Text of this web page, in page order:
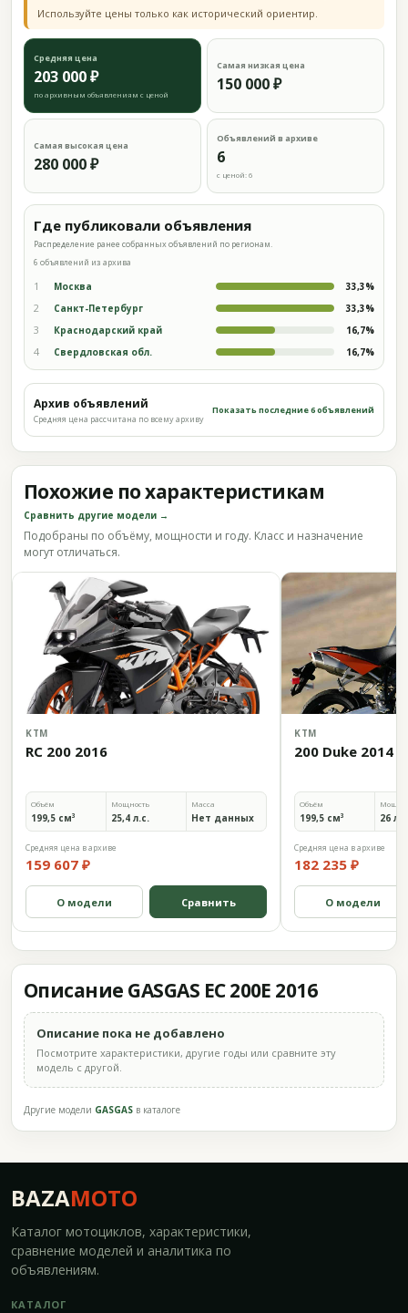
Используйте цены только как исторический ориентир.
Средняя цена
203 000 ₽
по архивным объявлениям с ценой
Самая низкая цена
150 000 ₽
Самая высокая цена
280 000 ₽
Объявлений в архиве
6
с ценой: 6
Где публиковали объявления
Распределение ранее собранных объявлений по регионам.
6 объявлений из архива
1 Москва 33,3%
2 Санкт-Петербург 33,3%
3 Краснодарский край 16,7%
4 Свердловская обл. 16,7%
Архив объявлений
Средняя цена рассчитана по всему архиву
Показать последние 6 объявлений
Похожие по характеристикам
Сравнить другие модели →
Подобраны по объёму, мощности и году. Класс и назначение
могут отличаться.
KTM
RC 200 2016
Объём
199,5 см³
Мощность
25,4 л.с.
Масса
Нет данных
Средняя цена в архиве
159 607 ₽
О модели Сравнить
KTM
200 Duke 2014
Объём
199,5 см³ 26
Средняя цена в архиве
182 235 ₽
О модели
Описание GASGAS EC 200E 2016
Описание пока не добавлено
Посмотрите характеристики, другие годы или сравните эту
модель с другой.
Другие модели GASGAS в каталоге
BAZAMOTO
Каталог мотоциклов, характеристики,
сравнение моделей и аналитика по
объявлениям.
КАТАЛОГ